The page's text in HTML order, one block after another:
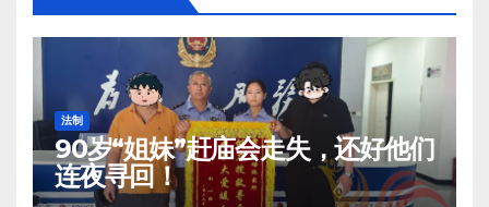
法制
90岁“姐妹”赶庙会走失，还好他们
连夜寻回！